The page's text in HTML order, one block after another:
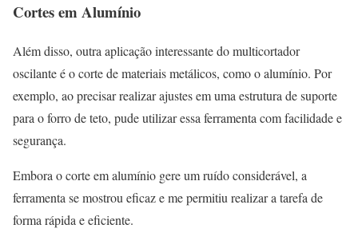
Cortes em Alumínio
Além disso, outra aplicação interessante do multicortador
oscilante é o corte de materiais metálicos, como o alumínio. Por
exemplo, ao precisar realizar ajustes em uma estrutura de suporte
para o forro de teto, pude utilizar essa ferramenta com facilidade e
segurança.
Embora o corte em alumínio gere um ruído considerável, a
ferramenta se mostrou eficaz e me permitiu realizar a tarefa de
forma rápida e eficiente.